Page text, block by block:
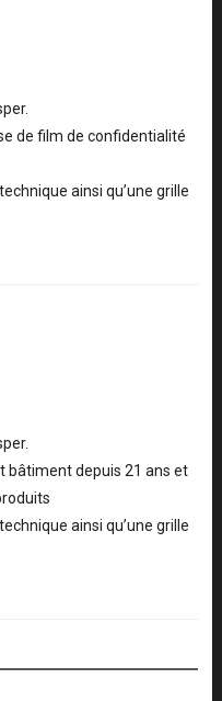
de film de confidentialité
ainsi qu’une grille
bâtiment depuis 21 ans et
ainsi qu’une grille